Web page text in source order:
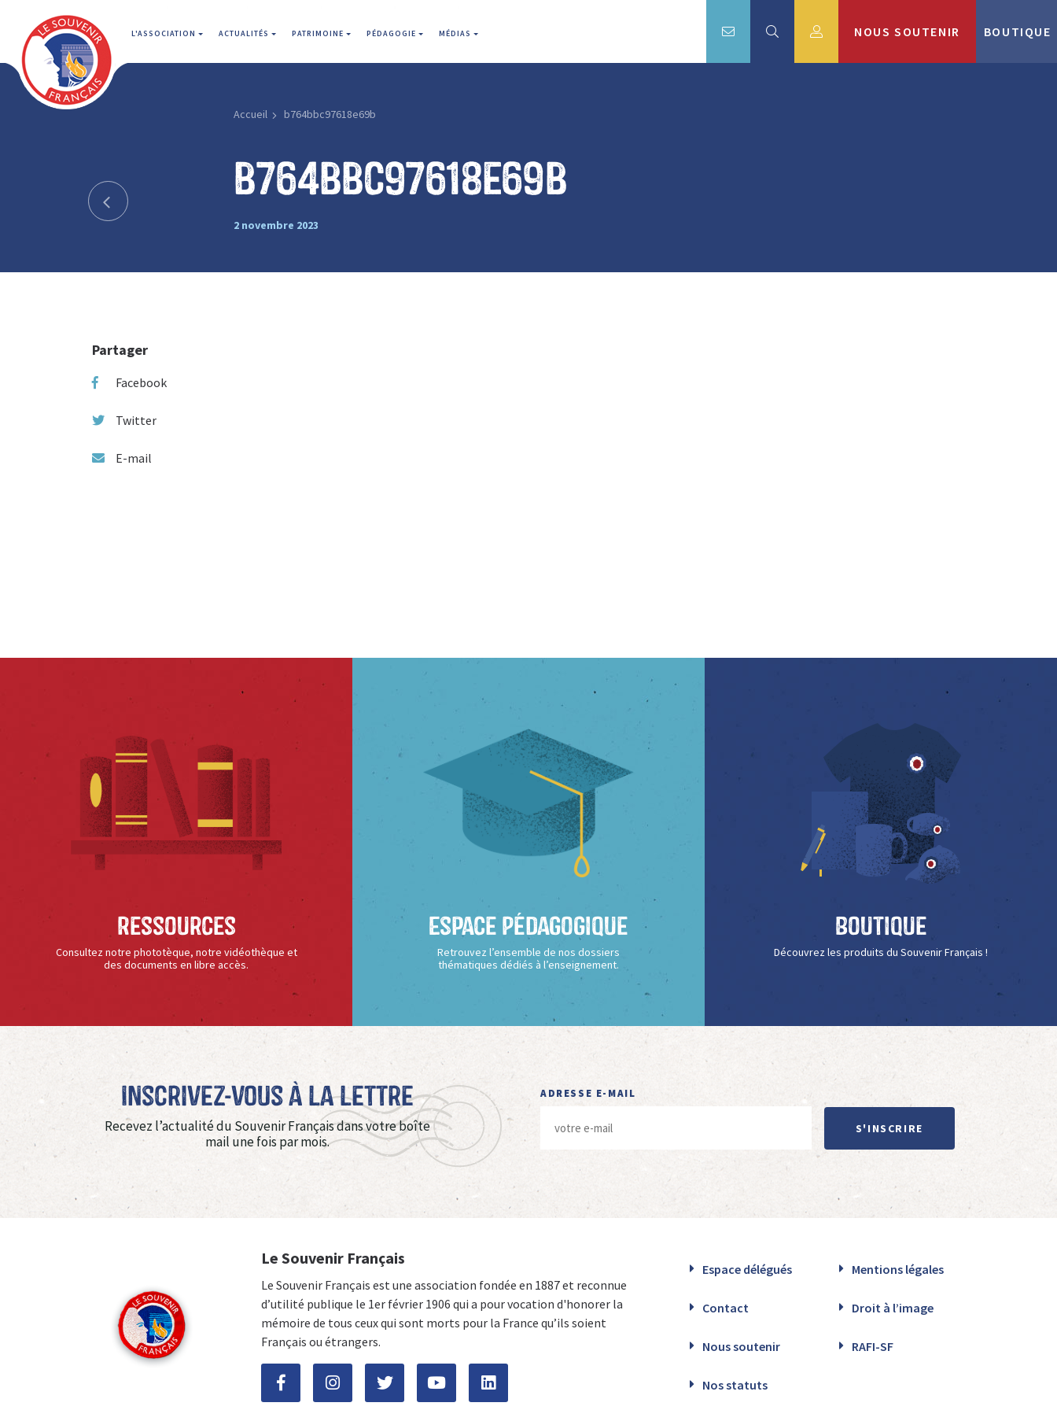
L'ASSOCIATION ACTUALITÉS PATRIMOINE PÉDAGOGIE MÉDIAS NOUS SOUTENIR BOUTIQUE
Accueil b764bbc97618e69b
b764bbc97618e69b
2 novembre 2023
Partager
Facebook
Twitter
E-mail
Ressources
Consultez notre phototèque, notre vidéothèque et
des documents en libre accès.
Espace Pédagogique
Retrouvez l’ensemble de nos dossiers
thématiques dédiés à l’enseignement.
Boutique
Découvrez les produits du Souvenir Français !
Inscrivez-vous à La Lettre
Recevez l’actualité du Souvenir Français dans votre boîte
mail une fois par mois.
ADRESSE E-MAIL
S'INSCRIRE
Le Souvenir Français
Le Souvenir Français est une association fondée en 1887 et reconnue
d’utilité publique le 1er février 1906 qui a pour vocation d'honorer la
mémoire de tous ceux qui sont morts pour la France qu’ils soient
Français ou étrangers.
Espace délégués Mentions légales
Contact Droit à l’image
Nous soutenir RAFI-SF
Nos statuts